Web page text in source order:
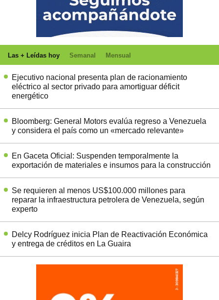
Las + Leídas hoy Semanal Mensual
Ejecutivo nacional presenta plan de racionamiento
eléctrico al sector privado para amortiguar déficit
energético
Bloomberg: General Motors evalúa regreso a Venezuela
y considera el país como un «mercado relevante»
En Gaceta Oficial: Suspenden temporalmente la
exportación de materiales e insumos para la construcción
Se requieren al menos US$100.000 millones para
reparar la infraestructura petrolera de Venezuela, según
experto
Delcy Rodríguez inicia Plan de Reactivación Económica
y entrega de créditos en La Guaira